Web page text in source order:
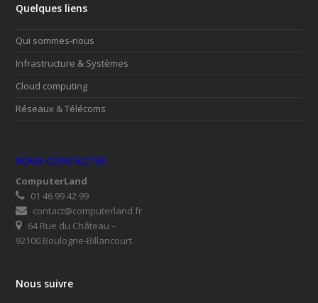
Quelques liens
Qui sommes-nous
Infrastructure & Systèmes
Cloud computing
Réseaux & Télécoms
NOUS CONTACTER
ComputerLand
01 46 99 42 99
contact@computerland.fr
64 Rue du Château –
92100 Boulogne-Billancourt
Nous suivre